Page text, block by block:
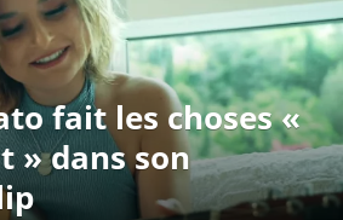
fait les choses «
» dans son